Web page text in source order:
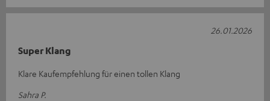
Super Klang
Klare Kaufempfehlung für einen tollen Klang
Sahra P.
26.01.2026